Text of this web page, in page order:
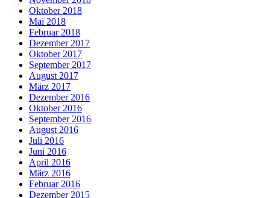
Oktober 2018
Mai 2018
Februar 2018
Dezember 2017
Oktober 2017
September 2017
August 2017
März 2017
Dezember 2016
Oktober 2016
September 2016
August 2016
Juli 2016
Juni 2016
April 2016
März 2016
Februar 2016
Dezember 2015